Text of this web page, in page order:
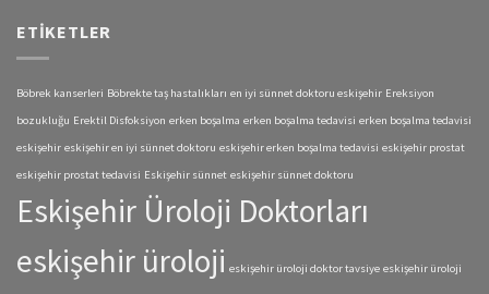
ETIKETLER
Böbrek kanserleri Böbrekte taş hastalıkları en iyi sünnet doktoru eskişehir Ereksiyon
bozukluğu Erektil Disfoksiyon erken boşalma erken boşalma tedavisi erken boşalma tedavisi
eskişehir eskişehir en iyi sünnet doktoru eskişehir erken boşalma tedavisi eskişehir prostat
eskişehir prostat tedavisi Eskişehir sünnet eskişehir sünnet doktoru
Eskişehir Üroloji Doktorları
eskişehir üroloji eskişehir üroloji doktor tavsiye eskişehir üroloji